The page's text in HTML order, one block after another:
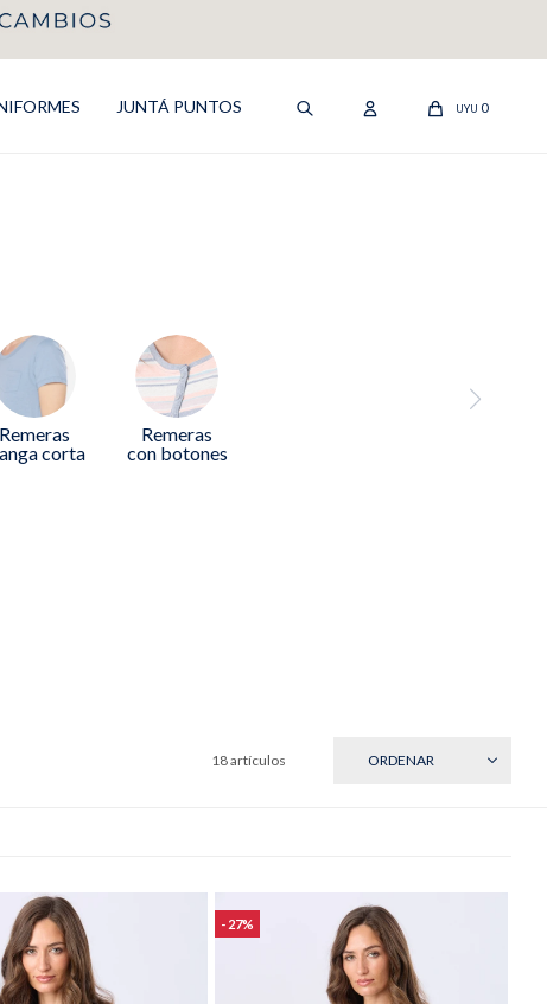
JUNTÁ PUNTOS UYU 0
Remeras
corta
Remeras
con botones
18 artículos
27